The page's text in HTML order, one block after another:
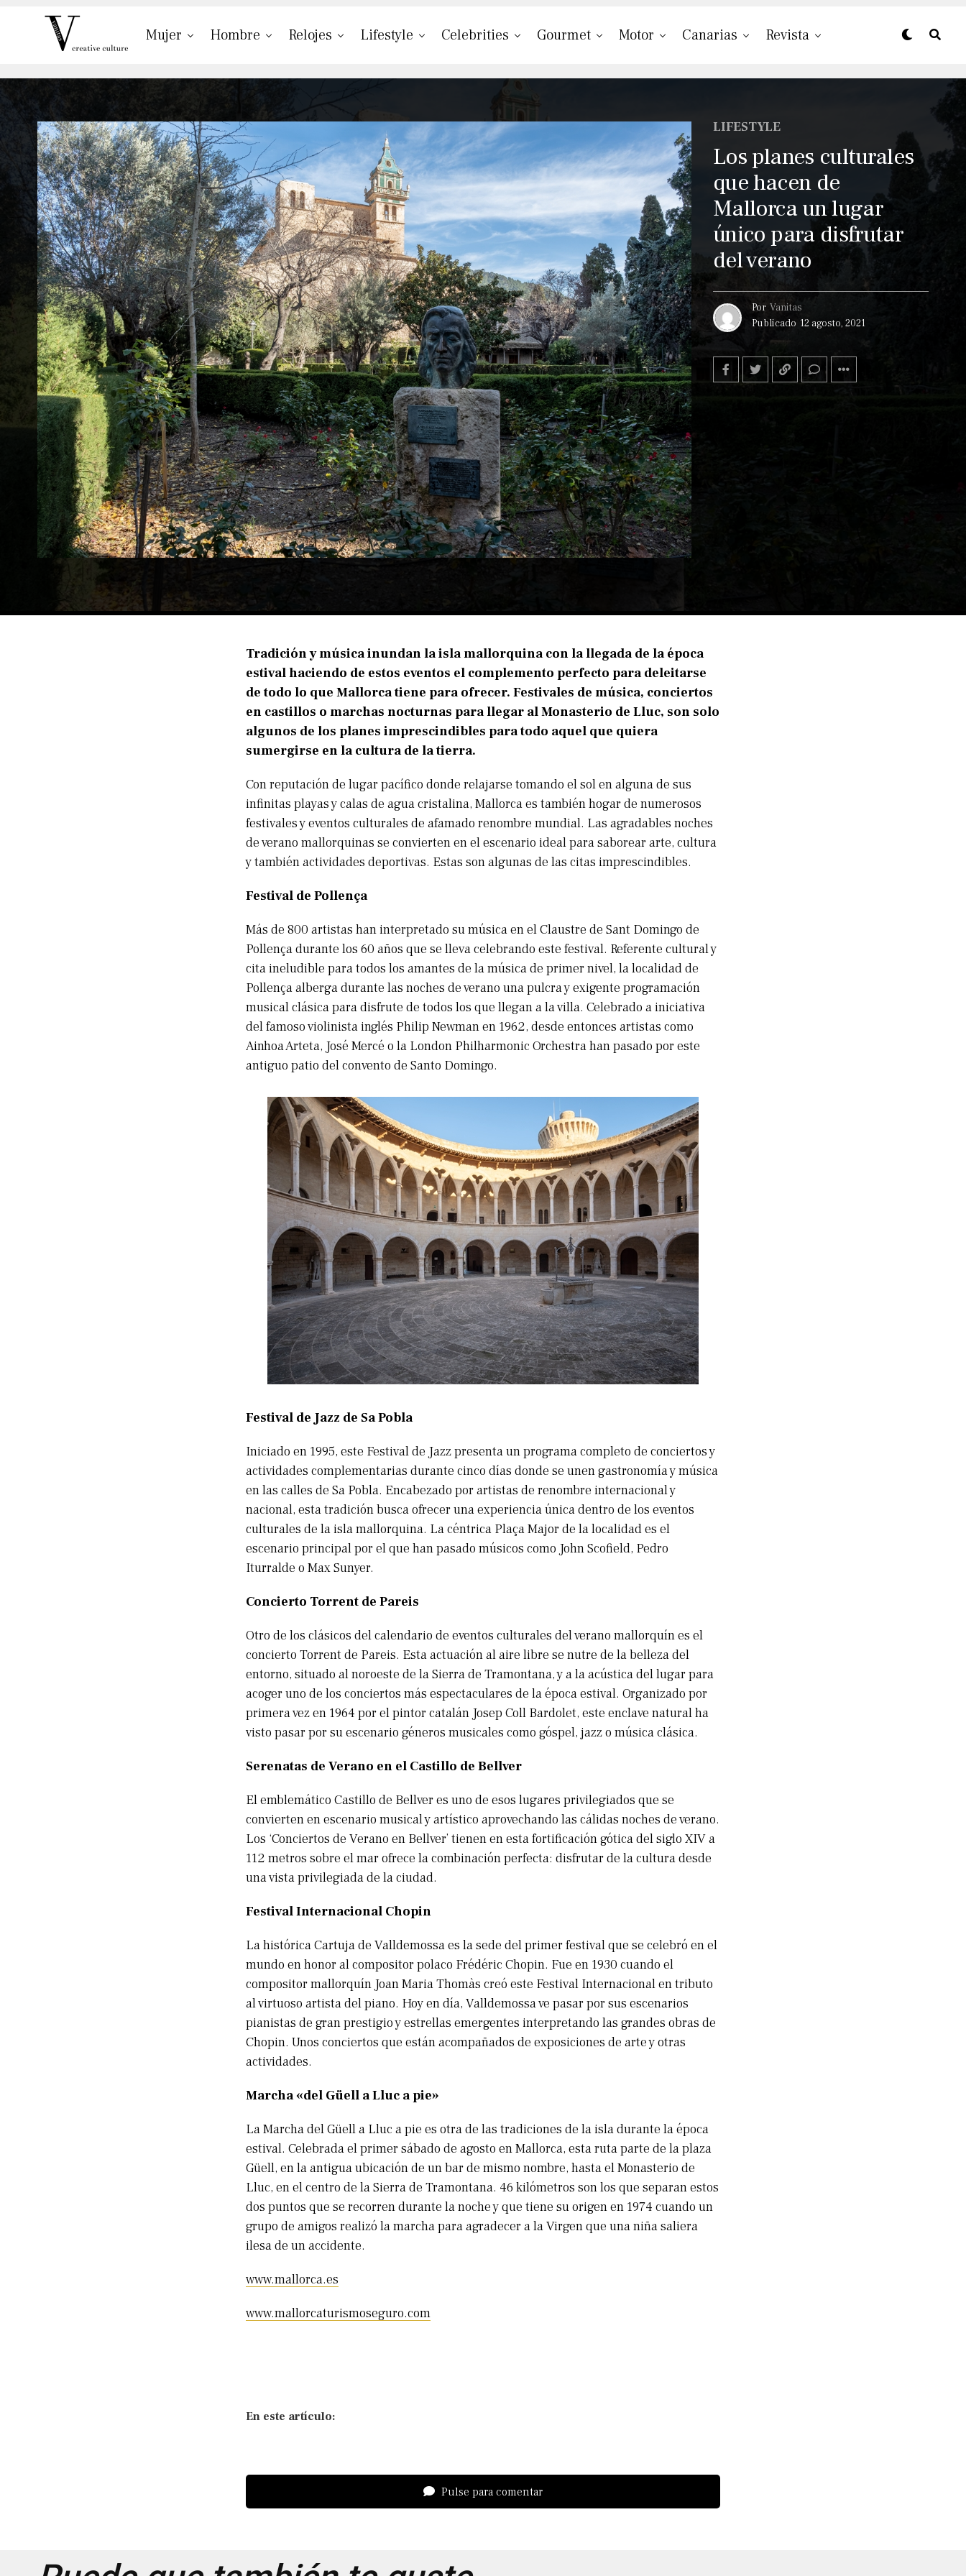
Mujer Hombre Relojes Lifestyle Celebrities Gourmet Motor Canarias Revista
LIFESTYLE
Los planes culturales
que hacen de
Mallorca un lugar
único para disfrutar
del verano
Por Vanitas
Publicado 12 agosto, 2021
Tradición y música inundan la isla mallorquina con la llegada de la época
estival haciendo de estos eventos el complemento perfecto para deleitarse
de todo lo que Mallorca tiene para ofrecer. Festivales de música, conciertos
en castillos o marchas nocturnas para llegar al Monasterio de Lluc, son solo
algunos de los planes imprescindibles para todo aquel que quiera
sumergirse en la cultura de la tierra.
Con reputación de lugar pacífico donde relajarse tomando el sol en alguna de sus
infinitas playas y calas de agua cristalina, Mallorca es también hogar de numerosos
festivales y eventos culturales de afamado renombre mundial. Las agradables noches
de verano mallorquinas se convierten en el escenario ideal para saborear arte, cultura
y también actividades deportivas. Estas son algunas de las citas imprescindibles.
Festival de Pollença
Más de 800 artistas han interpretado su música en el Claustre de Sant Domingo de
Pollença durante los 60 años que se lleva celebrando este festival. Referente cultural y
cita ineludible para todos los amantes de la música de primer nivel, la localidad de
Pollença alberga durante las noches de verano una pulcra y exigente programación
musical clásica para disfrute de todos los que llegan a la villa. Celebrado a iniciativa
del famoso violinista inglés Philip Newman en 1962, desde entonces artistas como
Ainhoa Arteta, José Mercé o la London Philharmonic Orchestra han pasado por este
antiguo patio del convento de Santo Domingo.
Festival de Jazz de Sa Pobla
Iniciado en 1995, este Festival de Jazz presenta un programa completo de conciertos y
actividades complementarias durante cinco días donde se unen gastronomía y música
en las calles de Sa Pobla. Encabezado por artistas de renombre internacional y
nacional, esta tradición busca ofrecer una experiencia única dentro de los eventos
culturales de la isla mallorquina. La céntrica Plaça Major de la localidad es el
escenario principal por el que han pasado músicos como John Scofield, Pedro
Iturralde o Max Sunyer.
Concierto Torrent de Pareis
Otro de los clásicos del calendario de eventos culturales del verano mallorquín es el
concierto Torrent de Pareis. Esta actuación al aire libre se nutre de la belleza del
entorno, situado al noroeste de la Sierra de Tramontana, y a la acústica del lugar para
acoger uno de los conciertos más espectaculares de la época estival. Organizado por
primera vez en 1964 por el pintor catalán Josep Coll Bardolet, este enclave natural ha
visto pasar por su escenario géneros musicales como góspel, jazz o música clásica.
Serenatas de Verano en el Castillo de Bellver
El emblemático Castillo de Bellver es uno de esos lugares privilegiados que se
convierten en escenario musical y artístico aprovechando las cálidas noches de verano.
Los ‘Conciertos de Verano en Bellver’ tienen en esta fortificación gótica del siglo XIV a
112 metros sobre el mar ofrece la combinación perfecta: disfrutar de la cultura desde
una vista privilegiada de la ciudad.
Festival Internacional Chopin
La histórica Cartuja de Valldemossa es la sede del primer festival que se celebró en el
mundo en honor al compositor polaco Frédéric Chopin. Fue en 1930 cuando el
compositor mallorquín Joan Maria Thomàs creó este Festival Internacional en tributo
al virtuoso artista del piano. Hoy en día, Valldemossa ve pasar por sus escenarios
pianistas de gran prestigio y estrellas emergentes interpretando las grandes obras de
Chopin. Unos conciertos que están acompañados de exposiciones de arte y otras
actividades.
Marcha «del Güell a Lluc a pie»
La Marcha del Güell a Lluc a pie es otra de las tradiciones de la isla durante la época
estival. Celebrada el primer sábado de agosto en Mallorca, esta ruta parte de la plaza
Güell, en la antigua ubicación de un bar de mismo nombre, hasta el Monasterio de
Lluc, en el centro de la Sierra de Tramontana. 46 kilómetros son los que separan estos
dos puntos que se recorren durante la noche y que tiene su origen en 1974 cuando un
grupo de amigos realizó la marcha para agradecer a la Virgen que una niña saliera
ilesa de un accidente.
www.mallorca.es
www.mallorcaturismoseguro.com
En este artículo:
Pulse para comentar